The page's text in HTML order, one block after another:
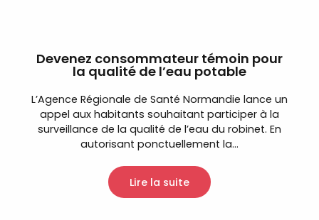
Devenez consommateur témoin pour
la qualité de l’eau potable
L’Agence Régionale de Santé Normandie lance un
appel aux habitants souhaitant participer à la
surveillance de la qualité de l’eau du robinet. En
autorisant ponctuellement la...
Lire la suite